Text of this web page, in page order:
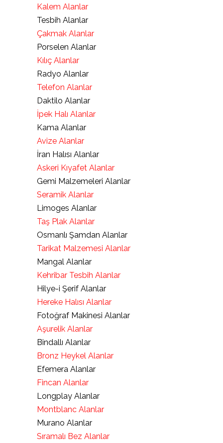
Kalem Alanlar
Tesbih Alanlar
Çakmak Alanlar
Porselen Alanlar
Kılıç Alanlar
Radyo Alanlar
Telefon Alanlar
Daktilo Alanlar
İpek Halı Alanlar
Kama Alanlar
Avize Alanlar
İran Halısı Alanlar
Askeri Kıyafet Alanlar
Gemi Malzemeleri Alanlar
Seramik Alanlar
Limoges Alanlar
Taş Plak Alanlar
Osmanlı Şamdan Alanlar
Tarikat Malzemesi Alanlar
Mangal Alanlar
Kehribar Tesbih Alanlar
Hilye-i Şerif Alanlar
Hereke Halısı Alanlar
Fotoğraf Makinesi Alanlar
Aşurelik Alanlar
Bindallı Alanlar
Bronz Heykel Alanlar
Efemera Alanlar
Fincan Alanlar
Longplay Alanlar
Montblanc Alanlar
Murano Alanlar
Sıramalı Bez Alanlar